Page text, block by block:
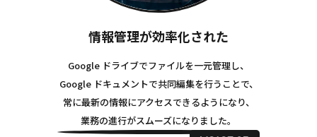
情報管理が効率化された
Google ドライブでファイルを一元管理し、
Google ドキュメントで共同編集を行うことで、
常に最新の情報にアクセスできるようになり、
業務の進行がスムーズになりました。